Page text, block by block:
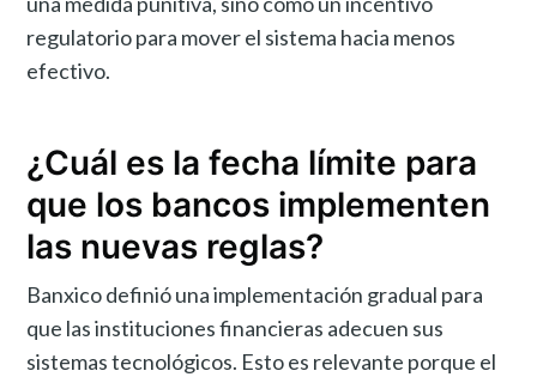
regulatorio para mover el sistema hacia menos
efectivo.
¿Cuál es la fecha límite para
que los bancos implementen
las nuevas reglas?
Banxico definió una implementación gradual para
que las instituciones financieras adecuen sus
sistemas tecnológicos. Esto es relevante porque el